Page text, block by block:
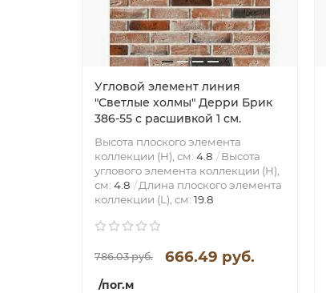
Угловой элемент линия
"Светлые холмы" Дерри Брик
386-55 с расшивкой 1 см.
Высота плоского элемента
коллекции (H), см: 4.8
Высота
углового элемента коллекции (H),
см: 4.8
Длина плоского элемента
коллекции (L), см: 19.8
786.03 руб. 666.49 руб.
/пог.м